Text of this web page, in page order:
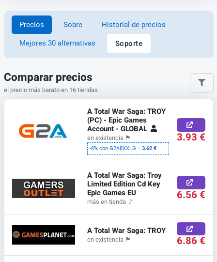
Precios Sobre Historial de precios
Mejores 30 alternativas Soporte
Comparar precios
el precio más barato en 16 tiendas
A Total War Saga: TROY
(PC) - Epic Games
Account - GLOBAL
en existencia 🏴
-8% con G2A8XXLG =3.62 €
3.93 €
A Total War Saga: Troy
Limited Edition Cd Key
Epic Games EU
más en tienda 🚩 6.56 €
A Total War Saga: TROY
en existencia 🏴 6.86 €